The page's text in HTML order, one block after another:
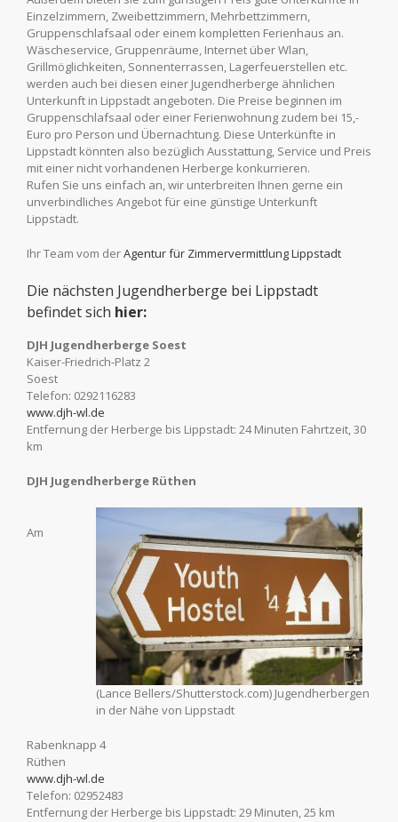
Einzelzimmern, Zweibettzimmern, Mehrbettzimmern,
Gruppenschlafsaal oder einem kompletten Ferienhaus an.
Wäscheservice, Gruppenräume, Internet über Wlan,
Grillmöglichkeiten, Sonnenterrassen, Lagerfeuerstellen etc.
werden auch bei diesen einer Jugendherberge ähnlichen
Unterkunft in Lippstadt angeboten. Die Preise beginnen im
Gruppenschlafsaal oder einer Ferienwohnung zudem bei 15,-
Euro pro Person und Übernachtung. Diese Unterkünfte in
Lippstadt könnten also bezüglich Ausstattung, Service und Preis
mit einer nicht vorhandenen Herberge konkurrieren.
Rufen Sie uns einfach an, wir unterbreiten Ihnen gerne ein
unverbindliches Angebot für eine günstige Unterkunft
Lippstadt.
Ihr Team vom derAgentur für Zimmervermittlung Lippstadt
Die nächsten Jugendherberge bei Lippstadt
befindet sich hier:
DJH Jugendherberge Soest
Kaiser-Friedrich-Platz 2
Soest
Telefon: 0292116283
www.djh-wl.de
Entfernung der Herberge bis Lippstadt: 24 Minuten Fahrtzeit, 30
km
DJH Jugendherberge Rüthen
(Lance Bellers/Shutterstock.com) Jugendherbergen
in der Nähe von Lippstadt
Am
Rabenknapp 4
Rüthen
www.djh-wl.de
Telefon: 02952483
Entfernung der Herberge bis Lippstadt: 29 Minuten, 25 km